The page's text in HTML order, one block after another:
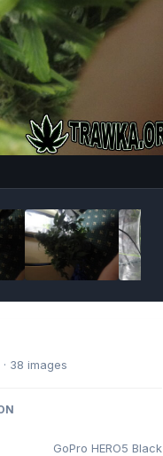
Image Tools
· 38 images
GoPro HERO5 Black